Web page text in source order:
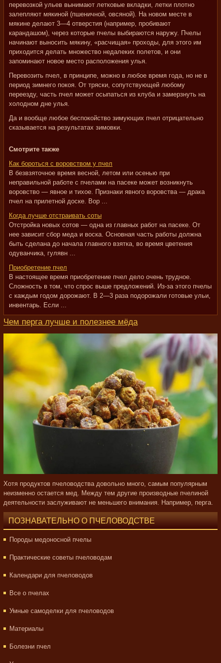
перевозкой ульев вынимают летковые вкладки, летки плотно
залепляют мякиной (пшеничной, овсяной). На новом месте в
мякине делают 3—4 отверстия (например, пробивают
карандашом), через которые пчелы выбираются наружу. Пчелы
начинают выносить мякину, «расчищая» проходы, для этого им
приходится делать множество недалеких полетов, и они
запоминают новое место расположения улья.
Перевозить пчел, в принципе, можно в любое время года, но не в
период зимнего покоя. От тряски, сопутствующей любому
переезду, часть пчел может осыпаться из клуба и замерзнуть на
холодном дне улья.
Да и вообще любое беспокойство зимующих пчел отрицательно
сказывается на результатах зимовки.
Смотрите также
Как бороться с воровством у пчел
В безвзяточное время весной, летом или осенью при
неправильной работе с пчелами на пасеке может возникнуть
воровство — явное и тихое. Признаки явного воровства — драка
пчел на прилетной доске. Вор ...
Когда лучше отстраивать соты
Отстройка новых сотов — одна из главных работ на пасеке. От
нее зависит сбор меда и воска. Основная часть работы должна
быть сделана до начала главного взятка, во время цветения
одуванчика, гулявн ...
Приобретение пчел
В настоящее время приобретение пчел дело очень трудное.
Сложность в том, что спрос выше предложений. Из-за этого пчелы
с каждым годом дорожают. В 2—3 раза подорожали готовые ульи,
инвентарь. Если ...
Чем перга лучше и полезнее мёда
Хотя продуктов пчеловодства довольно много, самым популярным
неизменно остается мед. Между тем другие производные пчелиной
деятельности заслуживают не меньшего внимания. Например, перга.
ПОЗНАВАТЕЛЬНО О ПЧЕЛОВОДСТВЕ
Породы медоносной пчелы
Практические советы пчеловодам
Календари для пчеловодов
Все о пчелах
Умные самоделки для пчеловодов
Материалы
Болезни пчел